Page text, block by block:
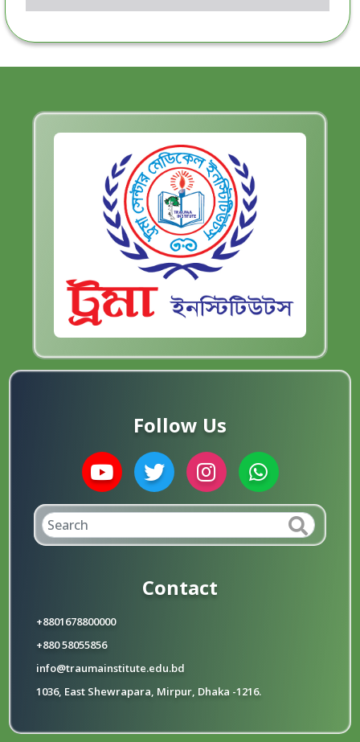
Follow Us
Contact
+8801678800000
+880 58055856
info@traumainstitute.edu.bd
1036, East Shewrapara, Mirpur, Dhaka -1216.